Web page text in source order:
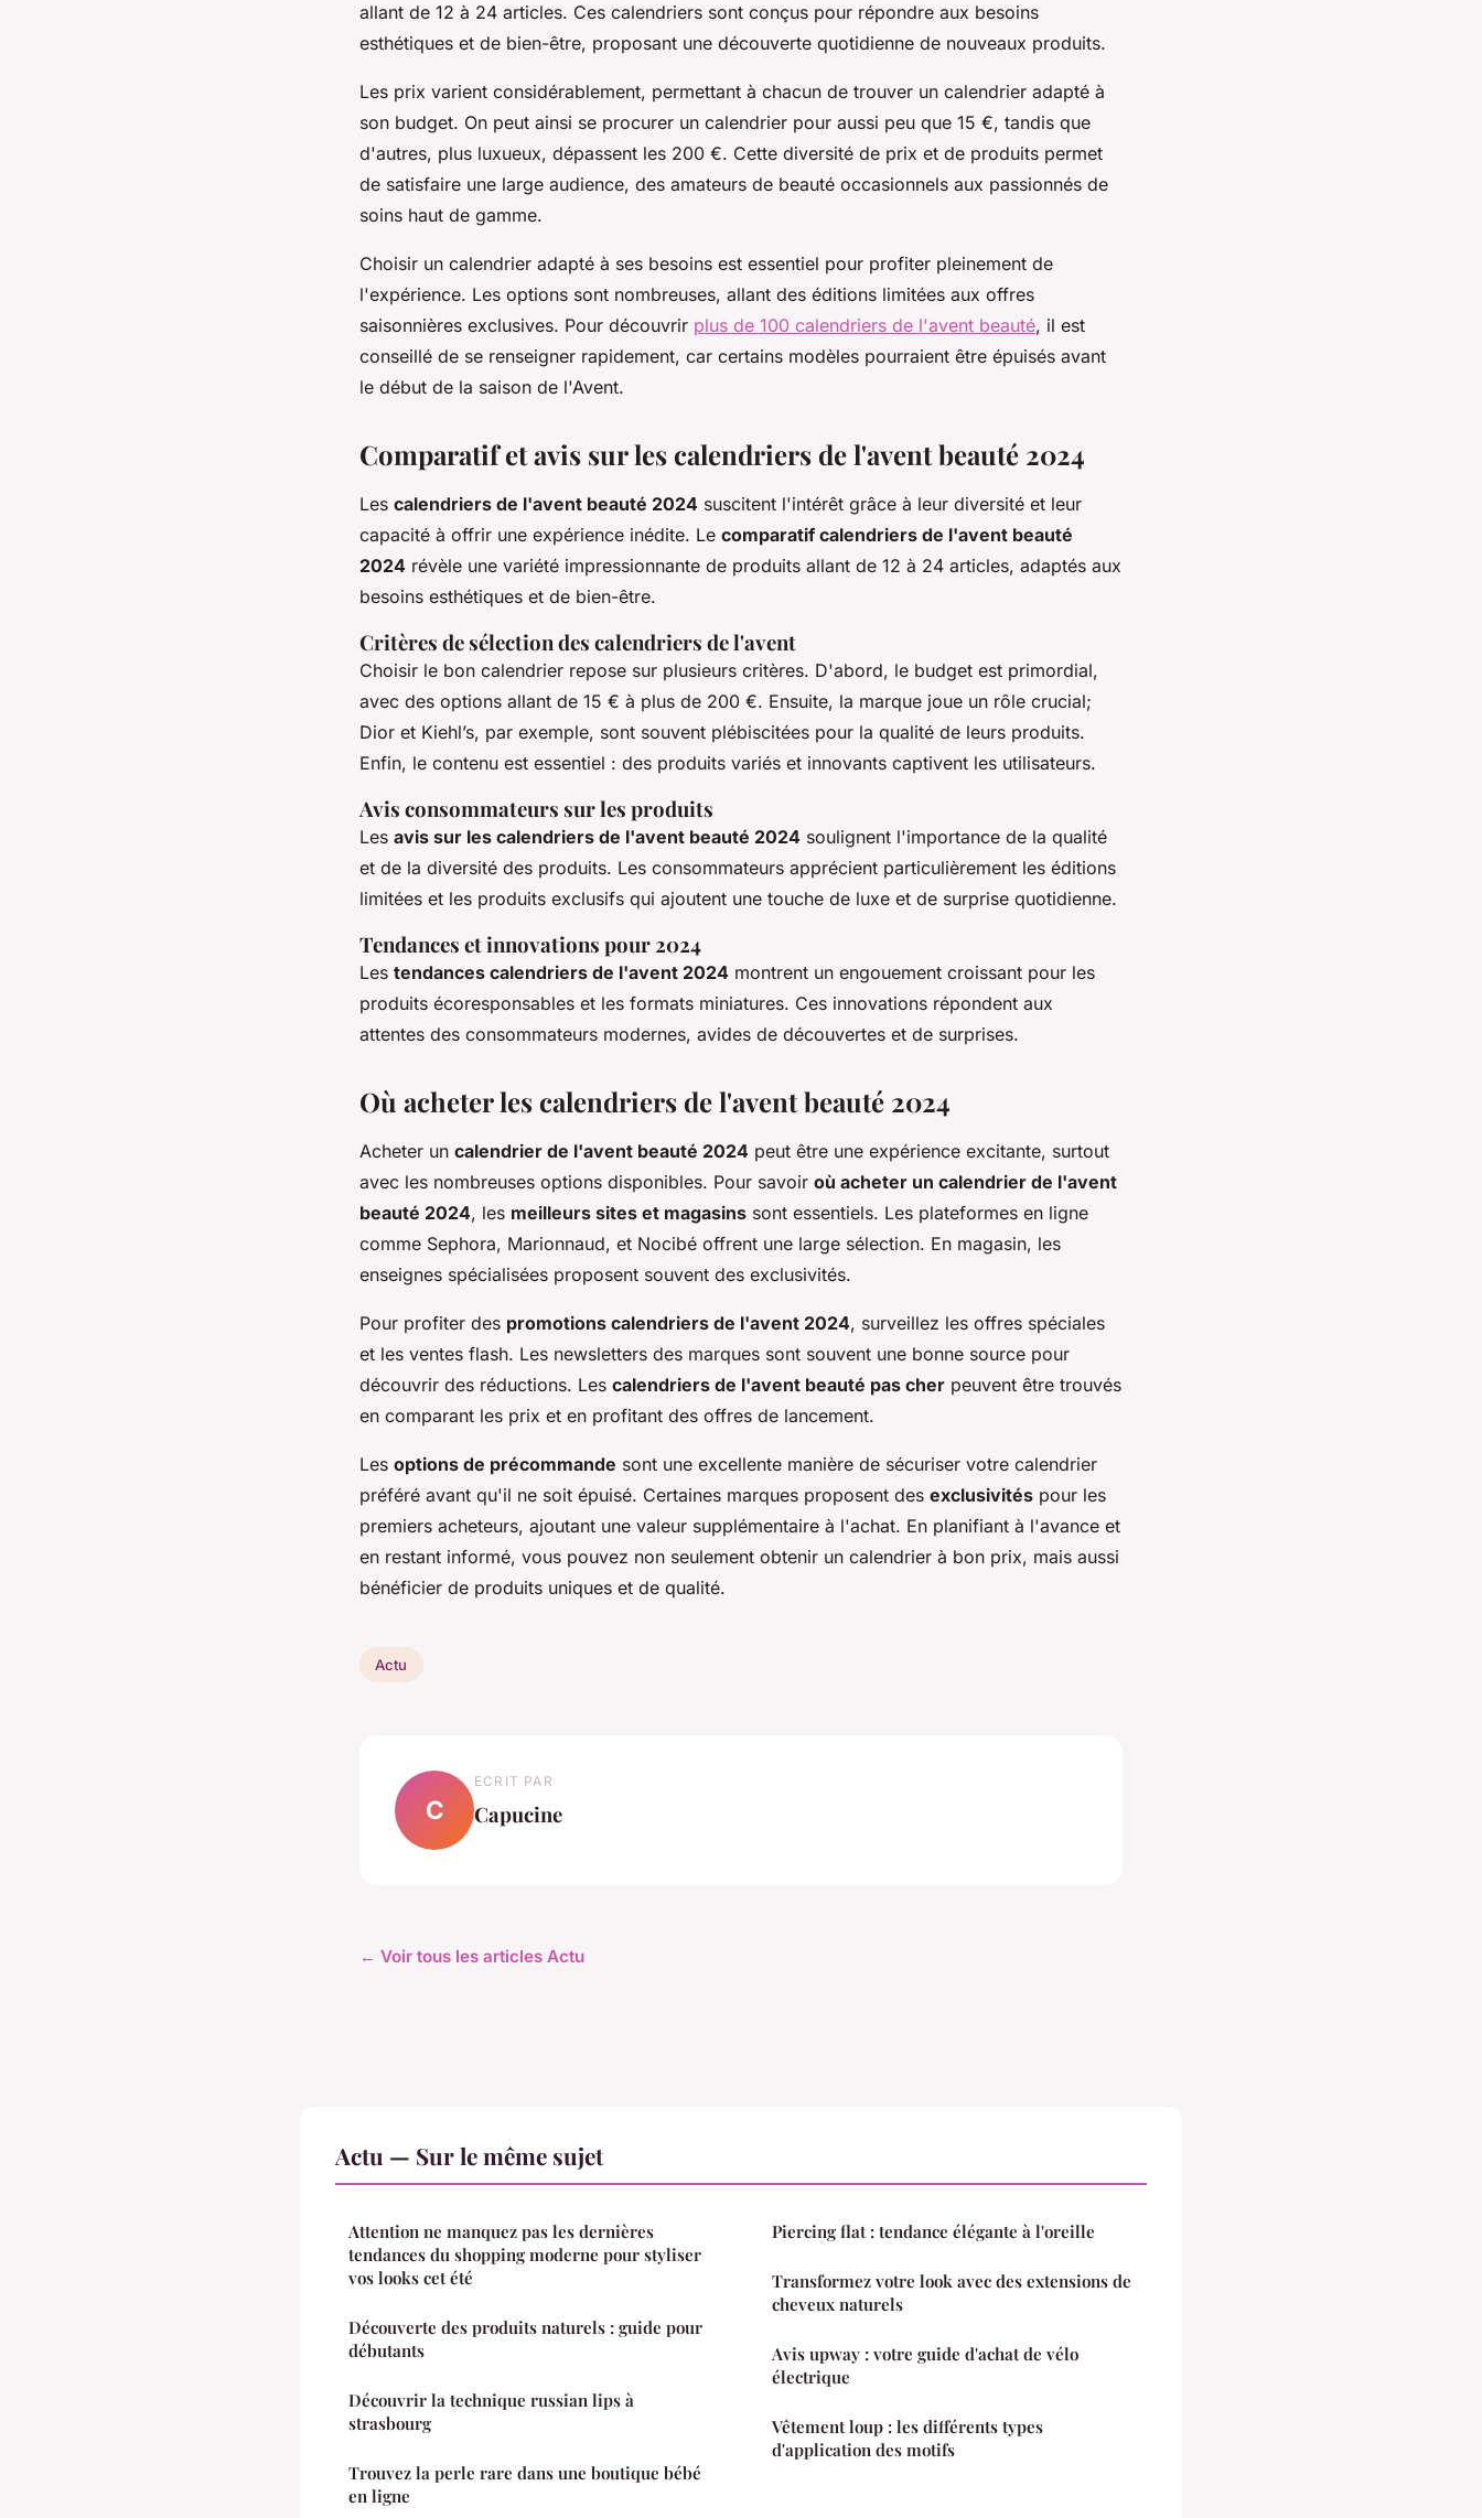
allant de 12 à 24 articles. Ces calendriers sont conçus pour répondre aux besoins
esthétiques et de bien-être, proposant une découverte quotidienne de nouveaux produits.
Les prix varient considérablement, permettant à chacun de trouver un calendrier adapté à
son budget. On peut ainsi se procurer un calendrier pour aussi peu que 15 €, tandis que
d'autres, plus luxueux, dépassent les 200 €. Cette diversité de prix et de produits permet
de satisfaire une large audience, des amateurs de beauté occasionnels aux passionnés de
soins haut de gamme.
Choisir un calendrier adapté à ses besoins est essentiel pour profiter pleinement de
l'expérience. Les options sont nombreuses, allant des éditions limitées aux offres
saisonnières exclusives. Pour découvrir plus de 100 calendriers de l'avent beauté, il est
conseillé de se renseigner rapidement, car certains modèles pourraient être épuisés avant
le début de la saison de l'Avent.
Comparatif et avis sur les calendriers de l'avent beauté 2024
Les calendriers de l'avent beauté 2024 suscitent l'intérêt grâce à leur diversité et leur
capacité à offrir une expérience inédite. Le comparatif calendriers de l'avent beauté
2024 révèle une variété impressionnante de produits allant de 12 à 24 articles, adaptés aux
besoins esthétiques et de bien-être.
Critères de sélection des calendriers de l'avent
Choisir le bon calendrier repose sur plusieurs critères. D'abord, le budget est primordial,
avec des options allant de 15 € à plus de 200 €. Ensuite, la marque joue un rôle crucial;
Dior et Kiehl’s, par exemple, sont souvent plébiscitées pour la qualité de leurs produits.
Enfin, le contenu est essentiel : des produits variés et innovants captivent les utilisateurs.
Avis consommateurs sur les produits
Les avis sur les calendriers de l'avent beauté 2024 soulignent l'importance de la qualité
et de la diversité des produits. Les consommateurs apprécient particulièrement les éditions
limitées et les produits exclusifs qui ajoutent une touche de luxe et de surprise quotidienne.
Tendances et innovations pour 2024
Les tendances calendriers de l'avent 2024 montrent un engouement croissant pour les
produits écoresponsables et les formats miniatures. Ces innovations répondent aux
attentes des consommateurs modernes, avides de découvertes et de surprises.
Où acheter les calendriers de l'avent beauté 2024
Acheter un calendrier de l'avent beauté 2024 peut être une expérience excitante, surtout
avec les nombreuses options disponibles. Pour savoir où acheter un calendrier de l'avent
beauté 2024, les meilleurs sites et magasins sont essentiels. Les plateformes en ligne
comme Sephora, Marionnaud, et Nocibé offrent une large sélection. En magasin, les
enseignes spécialisées proposent souvent des exclusivités.
Pour profiter des promotions calendriers de l'avent 2024, surveillez les offres spéciales
et les ventes flash. Les newsletters des marques sont souvent une bonne source pour
découvrir des réductions. Les calendriers de l'avent beauté pas cher peuvent être trouvés
en comparant les prix et en profitant des offres de lancement.
Les options de précommande sont une excellente manière de sécuriser votre calendrier
préféré avant qu'il ne soit épuisé. Certaines marques proposent des exclusivités pour les
premiers acheteurs, ajoutant une valeur supplémentaire à l'achat. En planifiant à l'avance et
en restant informé, vous pouvez non seulement obtenir un calendrier à bon prix, mais aussi
bénéficier de produits uniques et de qualité.
Actu
C
ECRIT PAR
Capucine
← Voir tous les articles Actu
Actu — Sur le même sujet
Attention ne manquez pas les dernières
tendances du shopping moderne pour styliser
vos looks cet été
Découverte des produits naturels : guide pour
débutants
Découvrir la technique russian lips à
strasbourg
Trouvez la perle rare dans une boutique bébé
en ligne
Piercing flat : tendance élégante à l'oreille
Transformez votre look avec des extensions de
cheveux naturels
Avis upway : votre guide d'achat de vélo
électrique
Vêtement loup : les différents types
d'application des motifs